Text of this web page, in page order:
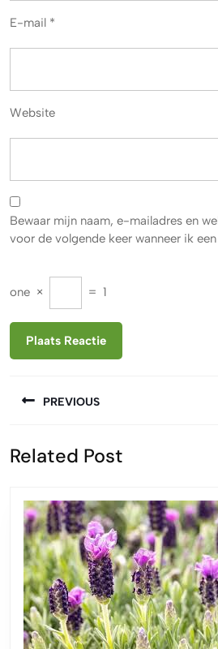
E-mail *
Website
Bewaar mijn naam, e-mailadres en
voor de volgende keer wanneer ik
one × = 1
PREVIOUS
bericht:
Related Post